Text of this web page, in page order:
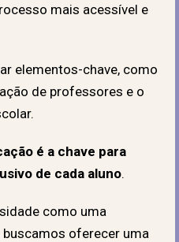
mais acessível e
elementos-chave, como
de professores e o
é a chave para
de cada aluno.
como uma
oferecer uma